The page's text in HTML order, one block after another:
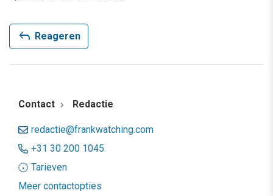
reply Reageren
Contact Redactie
redactie@frankwatching.com
+31 30 200 1045
Tarieven
Meer contactopties